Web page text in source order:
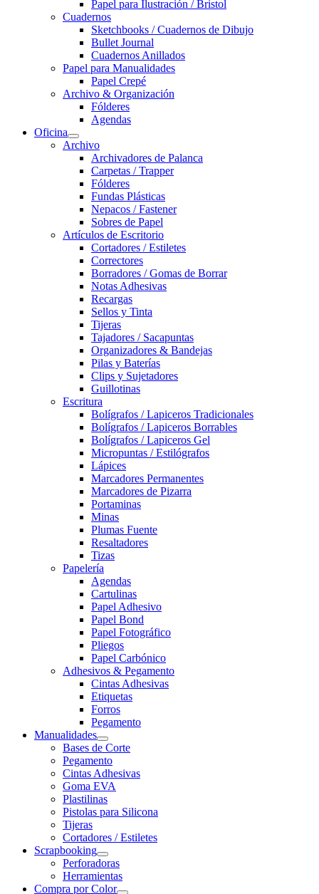
Papel para Ilustración / Bristol
Cuadernos
Sketchbooks / Cuadernos de Dibujo
Bullet Journal
Cuadernos Anillados
Papel para Manualidades
Papel Crepé
Archivo & Organización
Fólderes
Agendas
Oficina
Archivo
Archivadores de Palanca
Carpetas / Trapper
Fólderes
Fundas Plásticas
Nepacos / Fastener
Sobres de Papel
Artículos de Escritorio
Cortadores / Estiletes
Correctores
Borradores / Gomas de Borrar
Notas Adhesivas
Recargas
Sellos y Tinta
Tijeras
Tajadores / Sacapuntas
Organizadores & Bandejas
Pilas y Baterías
Clips y Sujetadores
Guillotinas
Escritura
Bolígrafos / Lapiceros Tradicionales
Bolígrafos / Lapiceros Borrables
Bolígrafos / Lapiceros Gel
Micropuntas / Estilógrafos
Lápices
Marcadores Permanentes
Marcadores de Pizarra
Portaminas
Minas
Plumas Fuente
Resaltadores
Tizas
Papelería
Agendas
Cartulinas
Papel Adhesivo
Papel Bond
Papel Fotográfico
Pliegos
Papel Carbónico
Adhesivos & Pegamento
Cintas Adhesivas
Etiquetas
Forros
Pegamento
Manualidades
Bases de Corte
Pegamento
Cintas Adhesivas
Goma EVA
Plastilinas
Pistolas para Silicona
Tijeras
Cortadores / Estiletes
Scrapbooking
Perforadoras
Herramientas
Compra por Color